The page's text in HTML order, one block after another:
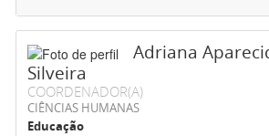
Adriana
Silveira
COORDENADOR(A)
CIÊNCIAS HUMANAS
Educação